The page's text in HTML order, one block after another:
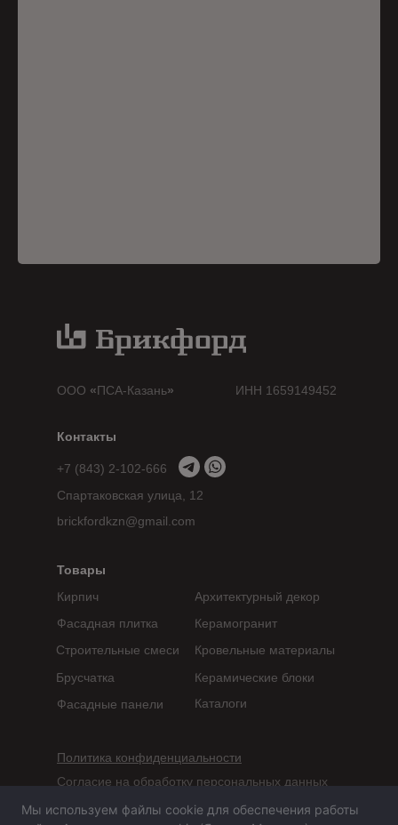
ИНН 1659149452
Согласие на обработку персональных данных
Политика конфиденциальности
Фасадная плитка
Кирпич Архитектурный декор
Фасадные панели
Керамогранит
Строительные смеси
Каталоги
Товары
Контакты
Брусчатка
+7 (843) 2-102-666
ООО «ПСА-Казань»
Кровельные материалы
Керамические блоки
Сайт не является публичной офертой,
brickfordkzn@gmail.com
Спартаковская улица, 12
Мы используем файлы cookie для обеспечения работы